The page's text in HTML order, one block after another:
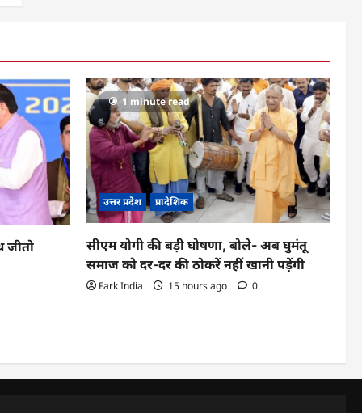
जीतो
1 minute read
उत्तर प्रदेश प्रादेशिक
सीएम योगी की बड़ी घोषणा, बोले- अब घुमंतू
समाज को दर-दर की ठोकरें नहीं खानी पड़ेंगी
Fark India 15 hours ago 0